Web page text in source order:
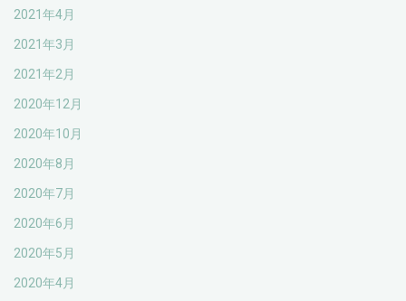
2021年4月
2021年3月
2021年2月
2020年12月
2020年10月
2020年8月
2020年7月
2020年6月
2020年5月
2020年4月